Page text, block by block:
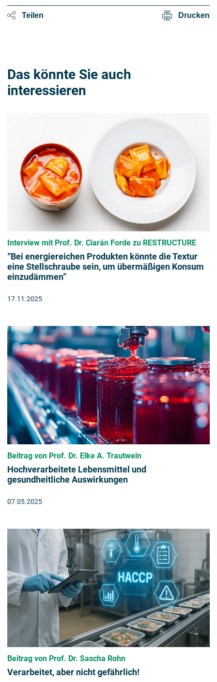
Teilen Drucken
Das könnte Sie auch
interessieren
Interview mit Prof. Dr. Ciarán Forde zu RESTRUCTURE
“Bei energiereichen Produkten könnte die Textur
eine Stellschraube sein, um übermäßigen Konsum
einzudämmen”
17.11.2025
Beitrag von Prof. Dr. Elke A. Trautwein
Hochverarbeitete Lebensmittel und
gesundheitliche Auswirkungen
07.05.2025
Beitrag von Prof. Dr. Sascha Rohn
Verarbeitet, aber nicht gefährlich!